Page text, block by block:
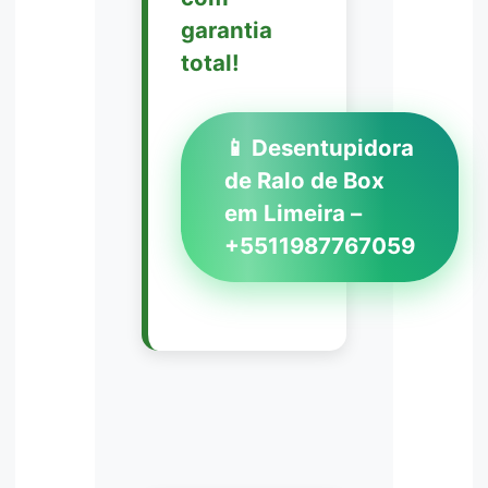
garantia
total!
📱 Desentupidora
de Ralo de Box
em Limeira –
+5511987767059